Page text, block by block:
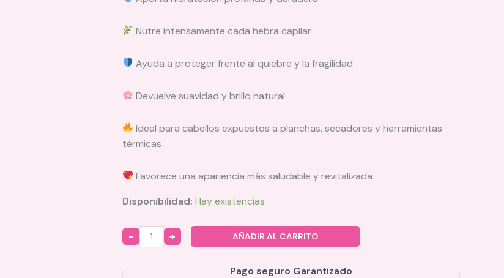
Nutre intensamente cada hebra capilar
Ayuda a proteger frente al quiebre y la fragilidad
Devuelve suavidad y brillo natural
Ideal para cabellos expuestos a planchas, secadores y herramientas
térmicas
Favorece una apariencia más saludable y revitalizada
Disponibilidad: Hay existencias
Quantity
AÑADIR AL CARRITO
Pago seguro Garantizado